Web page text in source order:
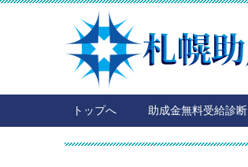
トップへ 助成金無料受給診断